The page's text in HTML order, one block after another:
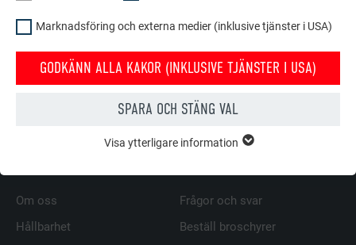
Om oss
Hållbarhet
Frågor och svar
Beställ broschyrer
Marknadsföring och externa medier (inklusive tjänster i USA)
GODKÄNN ALLA KAKOR (INKLUSIVE TJÄNSTER I USA)
SPARA OCH STÄNG VAL
GRUNDLÄGGANDE
fungerar korrekt.
EFTERNAMN PHPSESSID
Visa information om kakor
Visa ytterligare information